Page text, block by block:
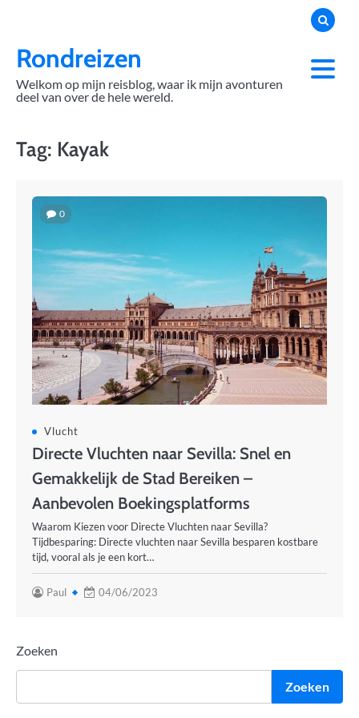
contentRondreizen
Welkom op mijn reisblog, waar ik mijn avonturen
deel van over de hele wereld.
Tag: Kayak
0
Vlucht
Directe Vluchten naar Sevilla: Snel en
Gemakkelijk de Stad Bereiken –
Aanbevolen Boekingsplatforms
Waarom Kiezen voor Directe Vluchten naar Sevilla?
Tijdbesparing: Directe vluchten naar Sevilla besparen kostbare
tijd, vooral als je een kort…
Paul 04/06/2023
Zoeken
Zoeken